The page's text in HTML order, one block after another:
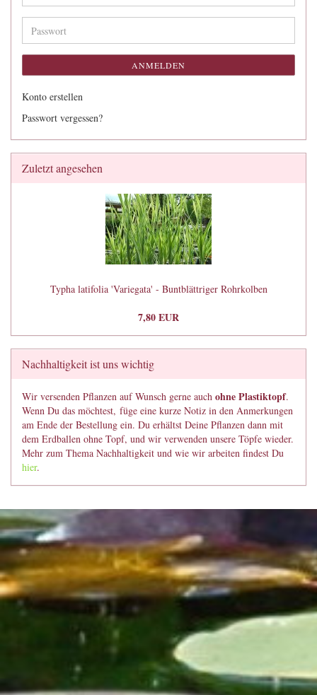
Mail-
Adresse
Passwort
ANMELDEN
Konto erstellen
Passwort vergessen?
Zuletzt angesehen
Typha latifolia 'Variegata' - Buntblättriger Rohrkolben
7,80 EUR
Nachhaltigkeit ist uns wichtig
Wir versenden Pflanzen auf Wunsch gerne auch ohne Plastiktopf.
Wenn Du das möchtest, füge eine kurze Notiz in den Anmerkungen
am Ende der Bestellung ein. Du erhältst Deine Pflanzen dann mit
dem Erdballen ohne Topf, und wir verwenden unsere Töpfe wieder.
Mehr zum Thema Nachhaltigkeit und wie wir arbeiten findest Du
hier.